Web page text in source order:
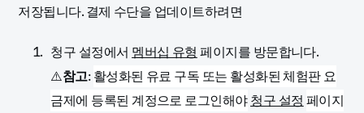
저장됩니다. 결제 수단을 업데이트하려면
청구 설정에서멤버십 유형페이지를 방문합니다.
⚠️참고:활성화된 유료 구독 또는 활성화된 체험판 요
금제에 등록된 계정으로 로그인해야청구 설정페이지